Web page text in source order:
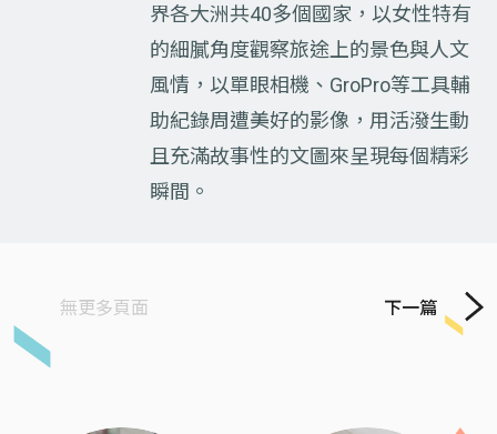
界各大洲共40多個國家，以女性特有
的細膩角度觀察旅途上的景色與人文
風情，以單眼相機、GroPro等工具輔
助紀錄周遭美好的影像，用活潑生動
且充滿故事性的文圖來呈現每個精彩
瞬間。
無更多頁面 下一篇